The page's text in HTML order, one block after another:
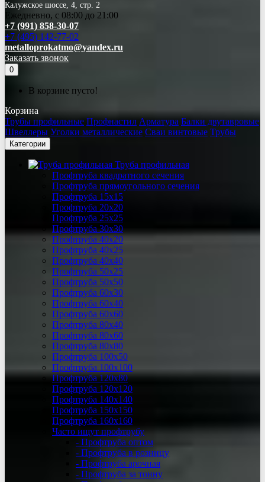
Калужское шоссе, 4, стр. 2
Ежедневно, с 08:00 до 21:00
+7 (991) 858-30-07
+7 (495) 142-77-02
metalloprokatmo@yandex.ru
Заказать звонок
0
В корзине пусто!
Корзина
Трубы профильные Профнастил Арматура Балки двутавровые
Швеллеры Уголки металлические Сваи винтовые Трубы
Категории
Труба профильная
Профтруба квадратного сечения
Профтруба прямоугольного сечения
Профтруба 15х15
Профтруба 20х20
Профтруба 25х25
Профтруба 30х30
Профтруба 40х20
Профтруба 40х25
Профтруба 40х40
Профтруба 50х25
Профтруба 50х50
Профтруба 60х30
Профтруба 60х40
Профтруба 60х60
Профтруба 80х40
Профтруба 80х60
Профтруба 80х80
Профтруба 100х50
Профтруба 100х100
Профтруба 120х80
Профтруба 120х120
Профтруба 140х140
Профтруба 150х150
Профтруба 160х160
Часто ищут профтрубу
- Профтруба оптом
- Профтруба в розницу
- Профтруба арочная
- Профтруба за тонну